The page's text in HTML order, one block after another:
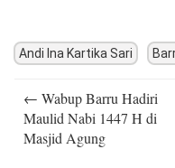
Andi Ina Kartika Sari
navigation
← Wabup Barru Hadiri
Maulid Nabi 1447 H di
Masjid Agung